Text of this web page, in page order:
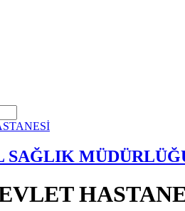
SAĞLIK